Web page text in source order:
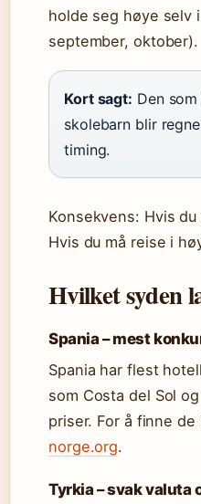
holde seg høye selv
september, oktober).
Kort sagt: Den
skolebarn blir
timing.
Konsekvens: Hvis
Hvis du må reise i
Hvilket syden
Spania – mest
Spania har flest
som Costa del Sol
priser. For å finne
norge.org.
Tyrkia – svak valuta